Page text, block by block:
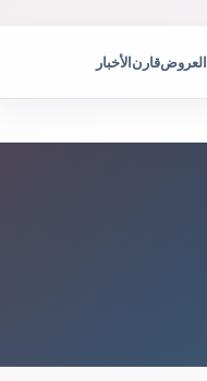
العروضقارنالأخبار